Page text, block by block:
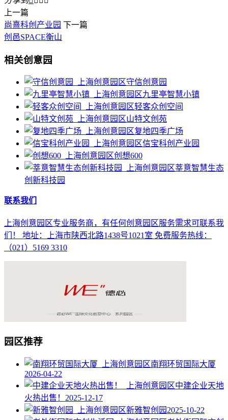
上一篇
尚熹科创产业园 下一篇
创邑SPACE衡山
相关创意园
守信创意园
九里亭智慧小镇
轻客众创空间
山特文创苑
复地四季广场
信宝科创产业园
创想600
莘意智慧生态
创新科技园
联系我们
上海创意园区专业服务商，有任何创意园区服务需求可联系我
们！ 地址：上海市陕西北路1438号1021室 免费服务热线：
（021）5169 3310
园区推荐
南翔环贸国际大厦
2026-04-22
中建企业天地
火热出售！ 2025-12-17
新雅智创园 2025-10-22